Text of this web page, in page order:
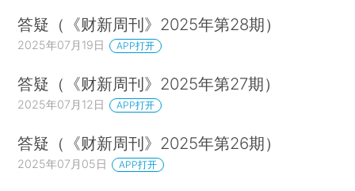
答疑（《财新周刊》2025年第28期）
2025年07月19日 APP打开
答疑（《财新周刊》2025年第27期）
2025年07月12日 APP打开
答疑（《财新周刊》2025年第26期）
2025年07月05日 APP打开